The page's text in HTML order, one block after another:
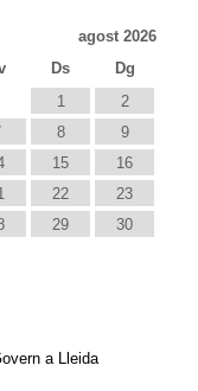
agost 2026
Ds
Dg
1
2
8
9
15
16
22
23
29
30
a Lleida